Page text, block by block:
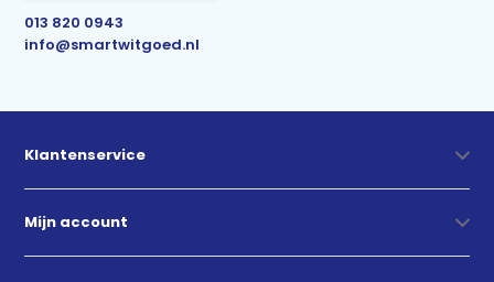
013 820 0943
info@smartwitgoed.nl
Klantenservice
Mijn account